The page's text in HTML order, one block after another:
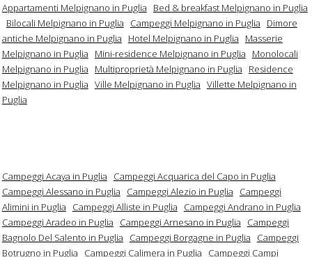
Appartamenti Melpignano in Puglia
Bed & breakfast Melpignano in Puglia
Bilocali Melpignano in Puglia
Campeggi Melpignano in Puglia
Dimore
antiche Melpignano in Puglia
Hotel Melpignano in Puglia
Masserie
Melpignano in Puglia
Mini-residence Melpignano in Puglia
Monolocali
Melpignano in Puglia
Multiproprietà Melpignano in Puglia
Residence
Melpignano in Puglia Ville Melpignano in Puglia Villette Melpignano in
Puglia
Campeggi Acaya in Puglia
Campeggi Acquarica del Capo in Puglia
Campeggi Alessano in Puglia
Campeggi Alezio in Puglia
Campeggi
Alimini in Puglia
Campeggi Alliste in Puglia
Campeggi Andrano in Puglia
Campeggi Aradeo in Puglia
Campeggi Arnesano in Puglia
Campeggi
Bagnolo Del Salento in Puglia
Campeggi Borgagne in Puglia
Campeggi
Botrugno in Puglia
Campeggi Calimera in Puglia
Campeggi Campi